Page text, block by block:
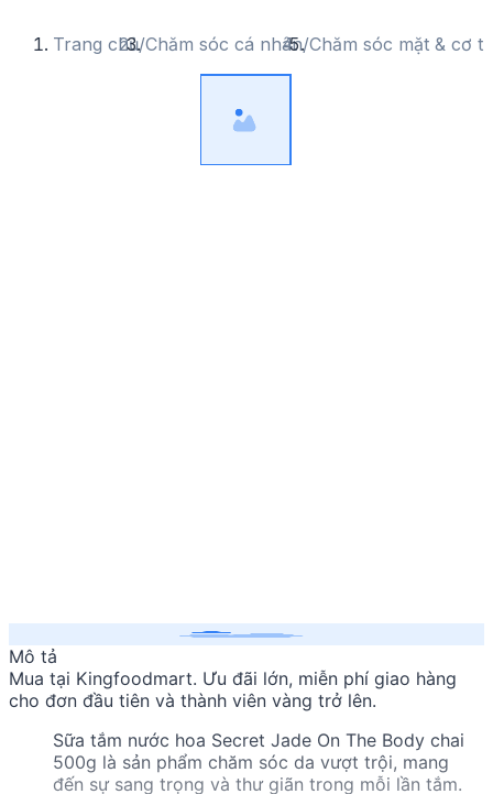
Trang chủ/Chăm sóc cá nhân/Chăm sóc mặt & cơ
Mô tả
Mua tại Kingfoodmart. Ưu đãi lớn, miễn phí giao hàng
cho đơn đầu tiên và thành viên vàng trở lên.
Sữa tắm nước hoa Secret Jade On The Body chai
500g là sản phẩm chăm sóc da vượt trội, mang
đến sự sang trọng và thư giãn trong mỗi lần tắm.